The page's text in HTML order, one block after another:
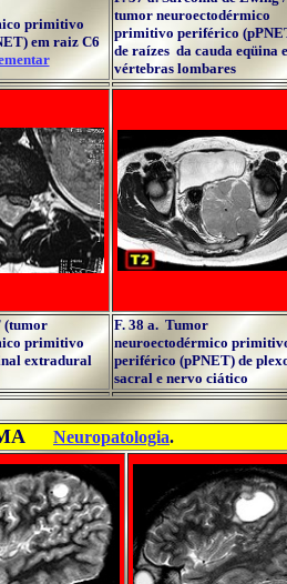
primitivo
em raiz C6
tumor neuroectodérmico
primitivo periférico
de raízes da cauda eqüina e
vértebras lombares
(tumor
primitivo
extradural
F. 38 a. Tumor
neuroectodérmico
periférico (pPNET) de
sacral e nervo ciático
Neuropatologia.